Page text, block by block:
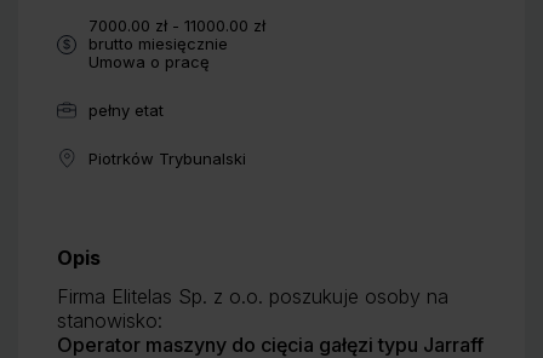
Wynagrodzenie:
7000.00 zł - 11000.00 zł
brutto miesięcznie
Typ umowy:
Umowa o pracę
Wymiar pracy:
pełny etat
Lokalizacja:
Piotrków Trybunalski
Opis
Firma Elitelas Sp. z o.o. poszukuje osoby na
stanowisko:
Operator maszyny do cięcia gałęzi typu Jarraff